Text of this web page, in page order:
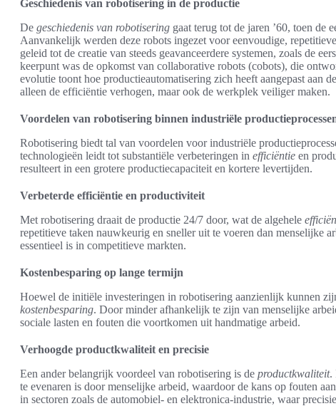
Geschiedenis van robotisering in de productie
De geschiedenis van robotisering gaat terug tot de jaren ’60, toen de
Aanvankelijk werden deze robots ingezet voor eenvoudige,
geleid tot de creatie van steeds geavanceerdere systemen, zoals de
keerpunt was de opkomst van collaborative robots (cobots), die
evolutie toont hoe productieautomatisering zich heeft aangepast aan
alleen de efficiëntie verhogen, maar ook de werkplek veiliger maken.
Voordelen van robotisering binnen industriële
Robotisering biedt tal van voordelen voor industriële
technologieën leidt tot substantiële verbeteringen in efficiëntie en
resulteert in een grotere productiecapaciteit en kortere levertijden.
Verbeterde efficiëntie en productiviteit
Met robotisering draait de productie 24/7 door, wat de algehele
repetitieve taken nauwkeurig en sneller uit te voeren dan menselijke
essentieel is in competitieve markten.
Kostenbesparing op lange termijn
Hoewel de initiële investeringen in robotisering aanzienlijk kunnen
kostenbesparing. Door minder afhankelijk te zijn van menselijke
sociale lasten en fouten die voortkomen uit handmatige arbeid.
Verhoogde productkwaliteit en precisie
Een ander belangrijk voordeel van robotisering is de productkwaliteit.
te evenaren is door menselijke arbeid, waardoor de kans op fouten
in sectoren zoals de automobiel- en elektronica-industrie, waar